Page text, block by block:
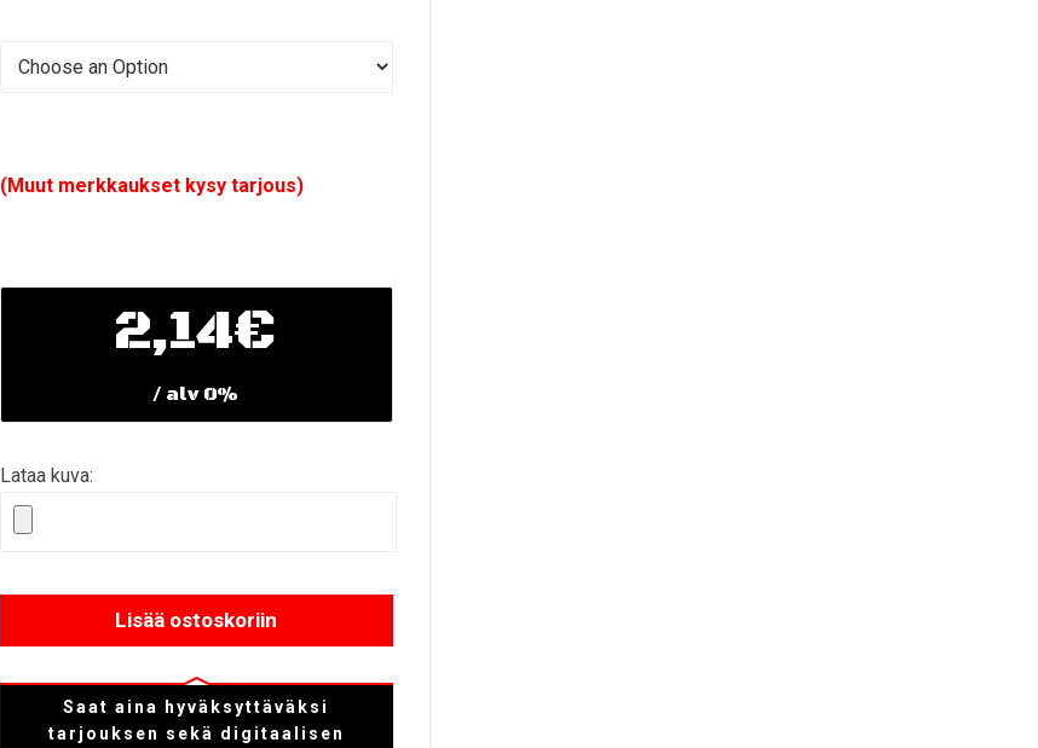
(Muut merkkaukset kysy tarjous)
2,14€
/ alv 0%
Lataa kuva:
Lisää ostoskoriin
Saat aina hyväksyttäväksi
tarjouksen sekä digitaalisen